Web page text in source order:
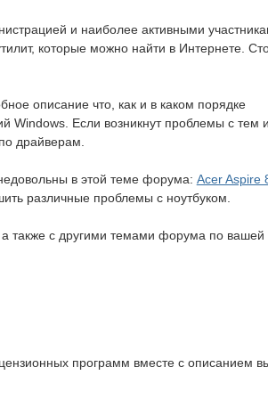
и наиболее активными
которые можно найти в Интернете.
описание что, как и в каком порядке
Windows. Если возникнут проблемы с тем
драйверам.
в этой теме форума: Acer Aspire
различные проблемы с ноутбуком.
также с другими темами форума по вашей
программ вместе с описанием